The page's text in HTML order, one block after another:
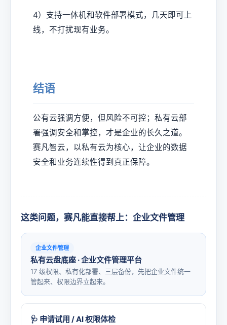
4）支持一体机和软件部署模式，几天即可上
线，不打扰现有业务。
结语
公有云强调方便，但风险不可控；私有云部
署强调安全和掌控，才是企业的长久之道。
赛凡智云，以私有云为核心，让企业的数据
安全和业务连续性得到真正保障。
这类问题，赛凡能直接帮上：企业文件管理
企业文件管理
私有云盘底座 · 企业文件管理平台
17 级权限、私有化部署、三层备份，先把企业文件统一
管起来、权限边界立起来。
🩺 申请试用 / AI 权限体检